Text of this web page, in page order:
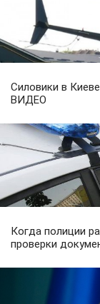
Силовики в
ВИДЕО
Когда полиции
проверки